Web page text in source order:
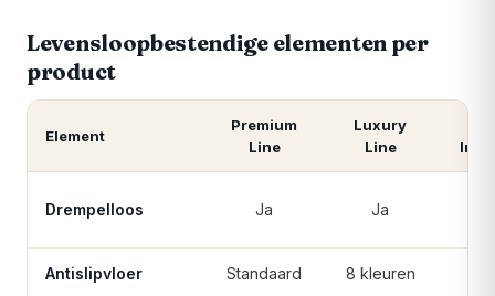
Levensloopbestendige elementen per
product
Element
Premium
Line
Luxury
Line
Drempelloos Ja Ja
Antislipvloer Standaard 8 kleuren